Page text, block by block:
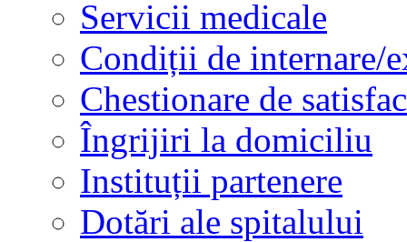
Servicii medicale
Condiții de internare/
Chestionare de
Îngrijiri la domiciliu
Instituții partenere
Dotări ale spitalului